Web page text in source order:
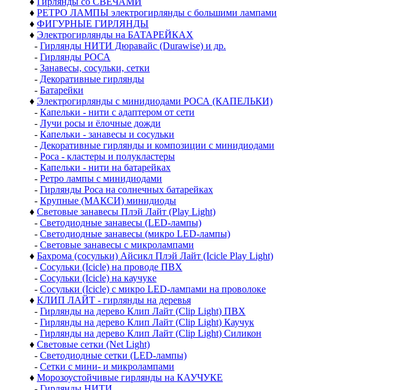
♦ РЕТРО ЛАМПЫ электрогирлянды с большими лампами
♦ ФИГУРНЫЕ ГИРЛЯНДЫ
♦ Электрогирлянды на БАТАРЕЙКАХ
- Гирлянды НИТИ Дюравайс (Durawise) и др.
- Гирлянды РОСА
- Занавесы, сосульки, сетки
- Декоративные гирлянды
- Батарейки
♦ Электрогирлянды с минидиодами РОСА (КАПЕЛЬКИ)
- Капельки - нити с адаптером от сети
- Лучи росы и ёлочные дожди
- Капельки - занавесы и сосульки
- Декоративные гирлянды и композиции с минидиодами
- Роса - кластеры и полукластеры
- Капельки - нити на батарейках
- Ретро лампы с минидиодами
- Гирлянды Роса на солнечных батарейках
- Крупные (МАКСИ) минидиоды
♦ Световые занавесы Плэй Лайт (Play Light)
- Светодиодные занавесы (LED-лампы)
- Светодиодные занавесы (микро LED-лампы)
- Световые занавесы с микролампами
♦ Бахрома (сосульки) Айсикл Плэй Лайт (Icicle Play Light)
- Сосульки (Icicle) на проводе ПВХ
- Сосульки (Icicle) на каучуке
- Сосульки (Icicle) с микро LED-лампами на проволоке
♦ КЛИП ЛАЙТ - гирлянды на деревья
- Гирлянды на дерево Клип Лайт (Clip Light) ПВХ
- Гирлянды на дерево Клип Лайт (Clip Light) Каучук
- Гирлянды на дерево Клип Лайт (Clip Light) Силикон
♦ Световые сетки (Net Light)
- Светодиодные сетки (LED-лампы)
- Сетки с мини- и микролампами
♦ Морозоустойчивые гирлянды на КАУЧУКЕ